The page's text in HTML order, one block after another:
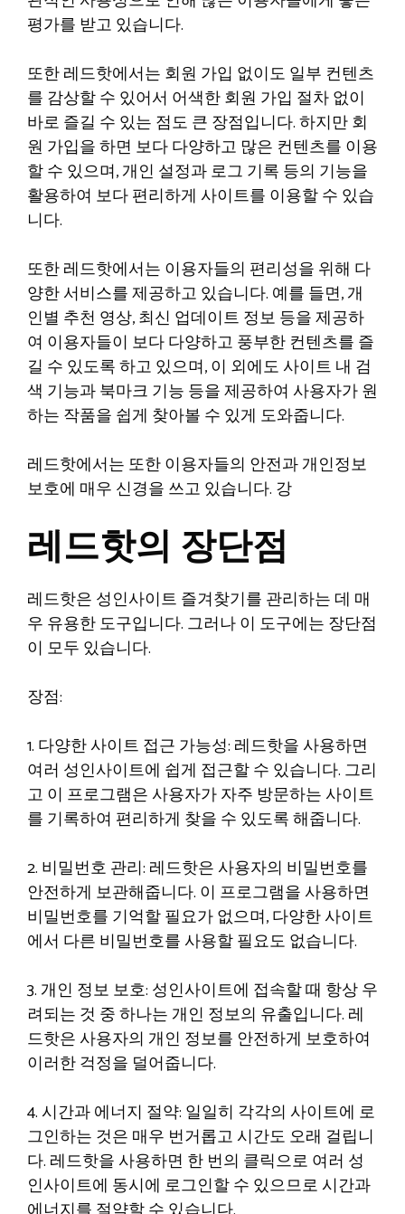
평가를 받고 있습니다.
또한 레드핫에서는 회원 가입 없이도 일부 컨텐츠
를 감상할 수 있어서 어색한 회원 가입 절차 없이
바로 즐길 수 있는 점도 큰 장점입니다. 하지만 회
원 가입을 하면 보다 다양하고 많은 컨텐츠를 이용
할 수 있으며, 개인 설정과 로그 기록 등의 기능을
활용하여 보다 편리하게 사이트를 이용할 수 있습
니다.
또한 레드핫에서는 이용자들의 편리성을 위해 다
양한 서비스를 제공하고 있습니다. 예를 들면, 개
인별 추천 영상, 최신 업데이트 정보 등을 제공하
여 이용자들이 보다 다양하고 풍부한 컨텐츠를 즐
길 수 있도록 하고 있으며, 이 외에도 사이트 내 검
색 기능과 북마크 기능 등을 제공하여 사용자가 원
하는 작품을 쉽게 찾아볼 수 있게 도와줍니다.
레드핫에서는 또한 이용자들의 안전과 개인정보
보호에 매우 신경을 쓰고 있습니다. 강
레드핫의 장단점
레드핫은 성인사이트 즐겨찾기를 관리하는 데 매
우 유용한 도구입니다. 그러나 이 도구에는 장단점
이 모두 있습니다.
장점:
1. 다양한 사이트 접근 가능성: 레드핫을 사용하면
여러 성인사이트에 쉽게 접근할 수 있습니다. 그리
고 이 프로그램은 사용자가 자주 방문하는 사이트
를 기록하여 편리하게 찾을 수 있도록 해줍니다.
2. 비밀번호 관리: 레드핫은 사용자의 비밀번호를
안전하게 보관해줍니다. 이 프로그램을 사용하면
비밀번호를 기억할 필요가 없으며, 다양한 사이트
에서 다른 비밀번호를 사용할 필요도 없습니다.
3. 개인 정보 보호: 성인사이트에 접속할 때 항상 우
려되는 것 중 하나는 개인 정보의 유출입니다. 레
드핫은 사용자의 개인 정보를 안전하게 보호하여
이러한 걱정을 덜어줍니다.
4. 시간과 에너지 절약: 일일히 각각의 사이트에 로
그인하는 것은 매우 번거롭고 시간도 오래 걸립니
다. 레드핫을 사용하면 한 번의 클릭으로 여러 성
인사이트에 동시에 로그인할 수 있으므로 시간과